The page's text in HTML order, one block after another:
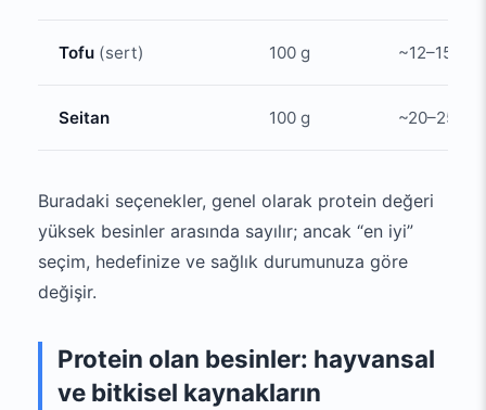
Tofu (sert) 100 g ~12–15
Seitan 100 g ~20–25
Buradaki seçenekler, genel olarak protein değeri
yüksek besinler arasında sayılır; ancak “en iyi”
seçim, hedefinize ve sağlık durumunuza göre
değişir.
Protein olan besinler: hayvansal
ve bitkisel kaynakların